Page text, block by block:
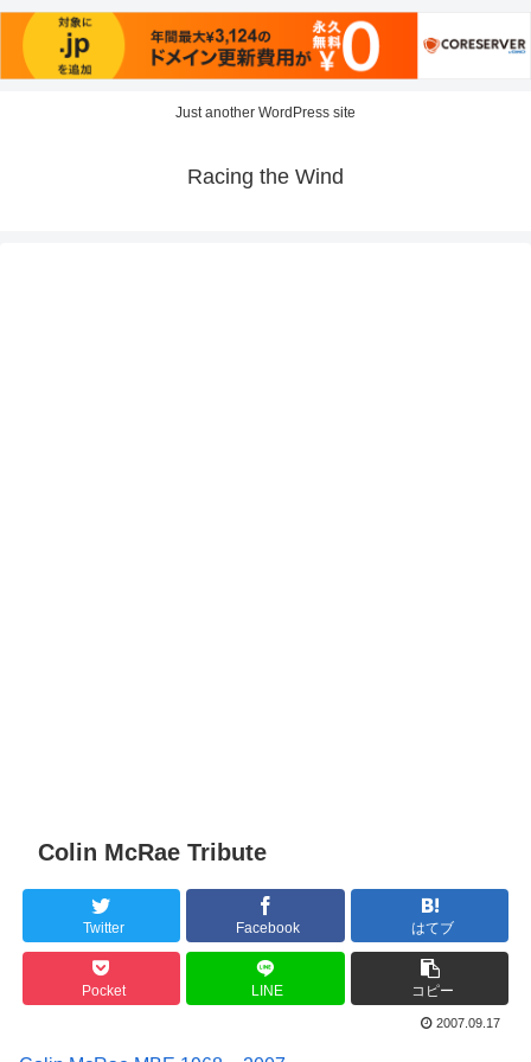
Just another WordPress site
Racing the Wind
Colin McRae Tribute
Twitter Facebook はてブ
Pocket LINE コピー
2007.09.17